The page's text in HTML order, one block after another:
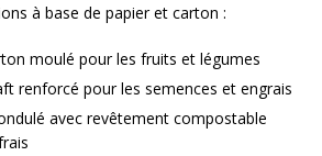
à base de papier et carton :
moulé pour les fruits et légumes
renforcé pour les semences et engrais
avec revêtement compostable